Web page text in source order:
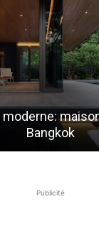
Bangkok
Publicité